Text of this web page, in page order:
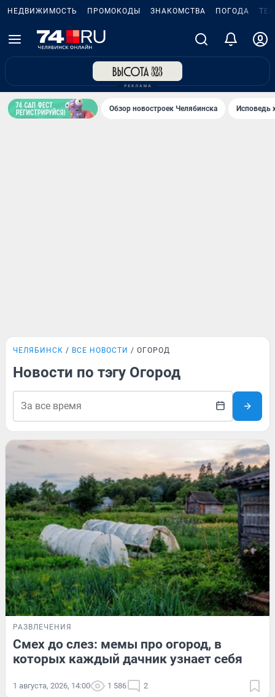
НЕДВИЖИМОСТЬ ПРОМОКОДЫ ЗНАКОМСТВА ПОГОДА
Обзор новостроек Челябинска Исповедь
ЧЕЛЯБИНСК ВСЕ НОВОСТИ ОГОРОД
Новости по тэгу Огород
РАЗВЛЕЧЕНИЯ
Смех до слез: мемы про огород, в
которых каждый дачник узнает себя
1 августа, 2026, 14:00 1 586 2